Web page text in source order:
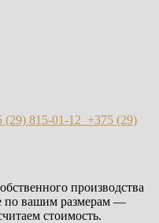
(29) 815-01-12 +375 (29)
производства
по вашим размерам —
стоимость.